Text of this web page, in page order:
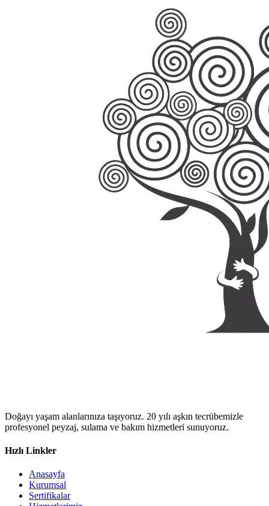
Doğayı yaşam alanlarınıza taşıyoruz. 20 yılı aşkın tecrübemizle
profesyonel peyzaj, sulama ve bakım hizmetleri sunuyoruz.
Hızlı Linkler
Anasayfa
Kurumsal
Sertifikalar